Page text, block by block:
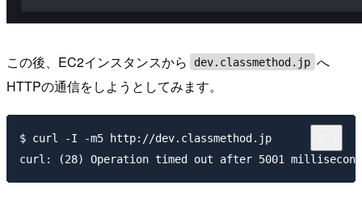
この後、EC2インスタンスから dev.classmethod.jp へ
HTTPの通信をしようとしてみます。
$ curl -I -m5 http://dev.classmethod.jp